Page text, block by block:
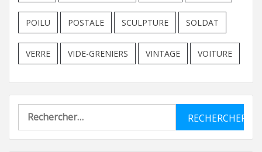
POILU POSTALE SCULPTURE SOLDAT
VERRE VIDE-GRENIERS VINTAGE VOITURE
Rechercher :